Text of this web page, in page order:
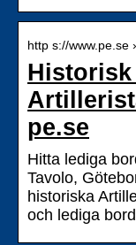
http s://www.pe.se
pe.se
Hitta lediga
Tavolo,
historiska
och lediga